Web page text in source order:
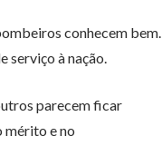
conhecem bem.
serviço à nação.
parecem ficar
mérito e no